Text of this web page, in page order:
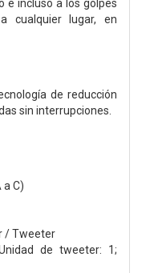
e incluso a los golpes
cualquier lugar, en
de reducción
sin interrupciones.
a C)
/ Tweeter
de tweeter: 1;